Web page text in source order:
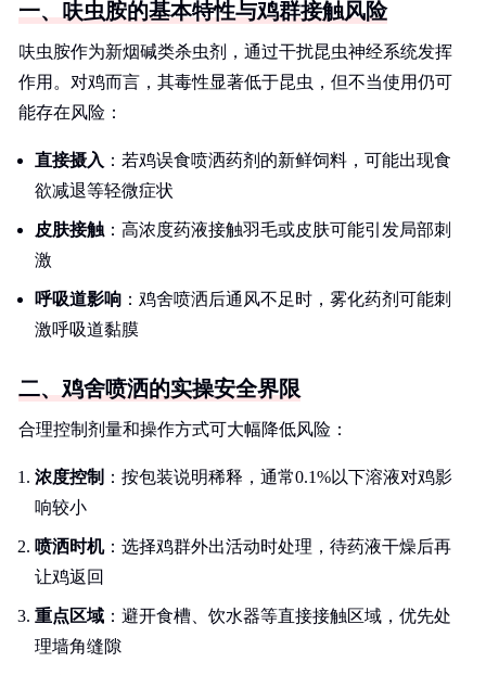
一、呋虫胺的基本特性与鸡群接触风险
呋虫胺作为新烟碱类杀虫剂，通过干扰昆虫神经系统发挥
作用。对鸡而言，其毒性显著低于昆虫，但不当使用仍可
能存在风险：
直接摄入 ：若鸡误食喷洒药剂的新鲜饲料，可能出现食
欲减退等轻微症状
皮肤接触 ：高浓度药液接触羽毛或皮肤可能引发局部刺
激
呼吸道影响 ：鸡舍喷洒后通风不足时，雾化药剂可能刺
激呼吸道黏膜
二、鸡舍喷洒的实操安全界限
合理控制剂量和操作方式可大幅降低风险：
浓度控制 ：按包装说明稀释，通常0.1%以下溶液对鸡影
响较小
喷洒时机：选择鸡群外出活动时处理，待药液干燥后再
让鸡返回
重点区域 ：避开食槽、饮水器等直接接触区域，优先处
理墙角缝隙